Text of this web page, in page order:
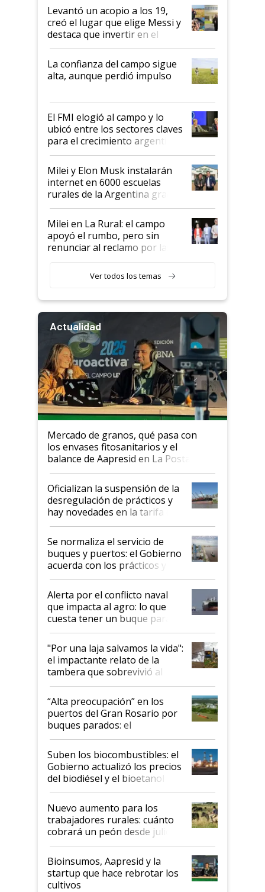
Levantó un acopio a los 19,
creó el lugar que elige Messi y
destaca que invertir en el
kirchnerismo era como "darle
plata a un hijo para droga":
Juan Félix Rossetti, el libertario
que de una dura crisis salió
de Milei
La confianza del campo sigue
alta, aunque perdió impulso
El FMI elogió al campo y lo
ubicó entre los sectores claves
para el crecimiento argentino
Milei y Elon Musk instalarán
internet en 6000 escuelas
rurales de la Argentina gracias
a un acuerdo con Starlink
Milei en La Rural: el campo
apoyó el rumbo, pero sin
renunciar al reclamo por las
Ver todos los temas
Actualidad
Mercado de granos, qué pasa con
los envases fitosanitarios y el
balance de Aapresid en La Posta
Oficializan la suspensión de la
desregulación de prácticos y
hay novedades en la tarifa de
la hidrovía
Se normaliza el servicio de
buques y puertos: el Gobierno
acuerda con los prácticos y
suspende el decreto de
desregulación
Alerta por el conflicto naval
que impacta al agro: lo que
cuesta tener un buque parado
y el peligro de que Argentina
pase a ser "país sucio"
"Por una laja salvamos la vida":
el impactante relato de la
tambera que sobrevivió al
tornado
“Alta preocupación” en los
puertos del Gran Rosario por
buques parados: el
funcionamiento de las
exportadoras en tensión tras
la medida de fuerza de los
prácticos
Suben los biocombustibles: el
Gobierno actualizó los precios
del biodiésel y el bioetanol
Nuevo aumento para los
trabajadores rurales: cuánto
cobrará un peón desde julio
Bioinsumos, Aapresid y la
startup que hace rebrotar los
cultivos